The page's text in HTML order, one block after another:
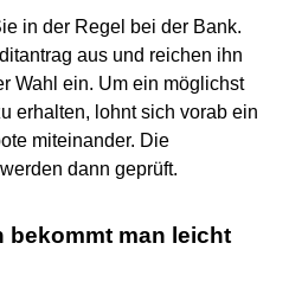
in der Regel bei der Bank.
aus und reichen ihn
Wahl ein. Um ein möglichst
erhalten, lohnt sich vorab ein
miteinander. Die
dann geprüft.
bekommt man leicht